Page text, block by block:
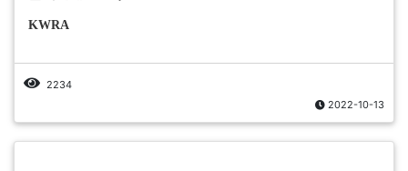
KWRA
2234
2022-10-13